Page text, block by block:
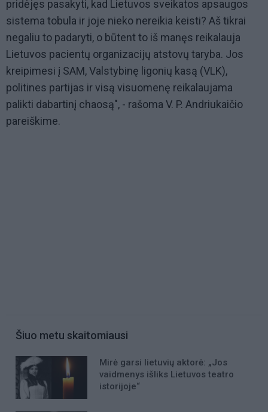
pridėjęs pasakyti, kad Lietuvos sveikatos apsaugos
sistema tobula ir joje nieko nereikia keisti? Aš tikrai
negaliu to padaryti, o būtent to iš manęs reikalauja
Lietuvos pacientų organizacijų atstovų taryba. Jos
kreipimesi į SAM, Valstybinę ligonių kasą (VLK),
politines partijas ir visą visuomenę reikalaujama
palikti dabartinį chaosą", - rašoma V. P. Andriukaičio
pareiškime.
Šiuo metu skaitomiausi
Mirė garsi lietuvių aktorė: „Jos
vaidmenys išliks Lietuvos teatro
istorijoje“